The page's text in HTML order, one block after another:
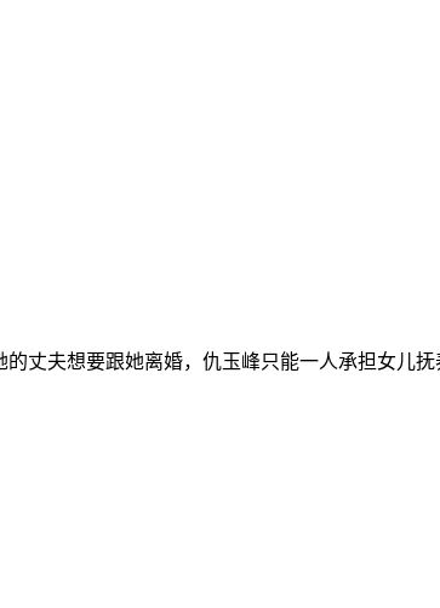
丈夫想要跟她离婚，仇玉峰只能一人承担女儿